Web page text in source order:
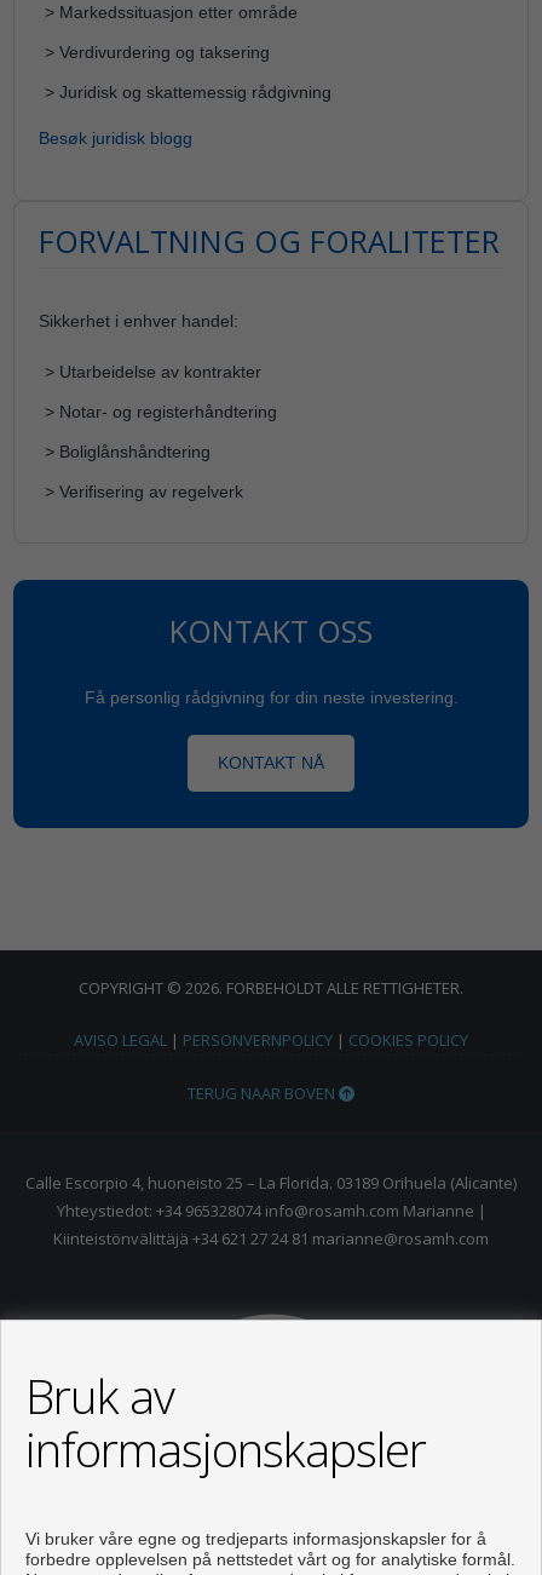
> Markedssituasjon etter område
> Verdivurdering og taksering
> Juridisk og skattemessig rådgivning
Besøk juridisk blogg
FORVALTNING OG FORALITETER
Sikkerhet i enhver handel:
> Utarbeidelse av kontrakter
> Notar- og registerhåndtering
> Boliglånshåndtering
> Verifisering av regelverk
KONTAKT OSS
Få personlig rådgivning for din neste investering.
KONTAKT NÅ
COPYRIGHT © 2026. FORBEHOLDT ALLE RETTIGHETER.
AVISO LEGAL | PERSONVERNPOLICY | COOKIES POLICY
TERUG NAAR BOVEN
Calle Escorpio 4, huoneisto 25 – La Florida. 03189 Orihuela (Alicante)
Yhteystiedot: +34 965328074 info@rosamh.com Marianne |
Kiinteistönvälittäjä +34 621 27 24 81 marianne@rosamh.com
Bruk av
informasjonskapsler
Vi bruker våre egne og tredjeparts informasjonskapsler for å
forbedre opplevelsen på nettstedet vårt og for analytiske formål.